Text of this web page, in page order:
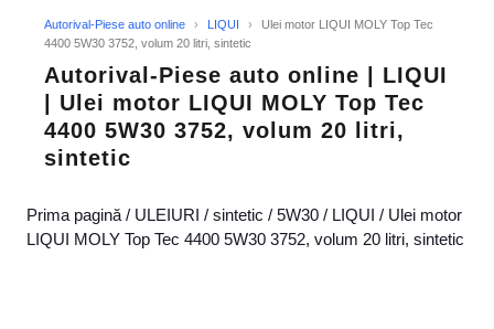
Autorival-Piese auto online › LIQUI ›
Ulei motor LIQUI MOLY Top Tec
4400 5W30 3752, volum 20 litri, sintetic
Autorival-Piese auto online | LIQUI
| Ulei motor LIQUI MOLY Top Tec
4400 5W30 3752, volum 20 litri,
sintetic
Prima pagină / ULEIURI / sintetic / 5W30 / LIQUI / Ulei motor
LIQUI MOLY Top Tec 4400 5W30 3752, volum 20 litri, sintetic